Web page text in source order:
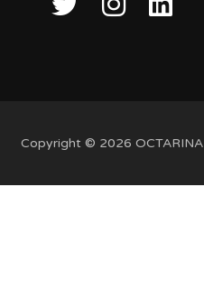
Copyright © 2026 OCTARINA